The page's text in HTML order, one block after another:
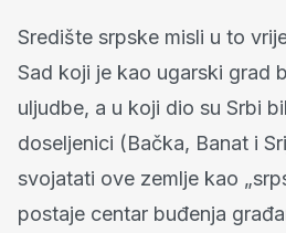
Središte srpske misli u to
Sad koji je kao ugarski grad
uljudbe, a u koji dio su Srbi
doseljenici (Bačka, Banat i
svojatati ove zemlje kao
postaje centar buđenja